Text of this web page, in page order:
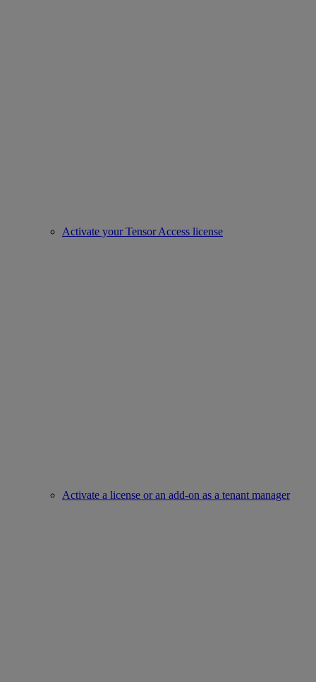
Activate your Tensor Access license
Activate a license or an add-on as a tenant manager